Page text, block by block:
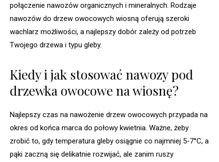
połączenie nawozów organicznych i mineralnych. Rodzaje
nawozów do drzew owocowych wiosną oferują szeroki
wachlarz możliwości, a najlepszy dobór zależy od potrzeb
Twojego drzewa i typu gleby.
Kiedy i jak stosować nawozy pod
drzewka owocowe na wiosnę?
Najlepszy czas na nawożenie drzew owocowych przypada na
okres od końca marca do połowy kwietnia. Ważne, żeby
zrobić to, gdy temperatura gleby osiągnie co najmniej 5-7°C, a
pąki zaczną się delikatnie rozwijać, ale zanim ruszy